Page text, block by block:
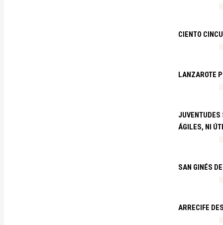
CIENTO
LANZAROTE
JUVENTUDES
ÁGILES, NI
SAN GINÉS
ARRECIFE